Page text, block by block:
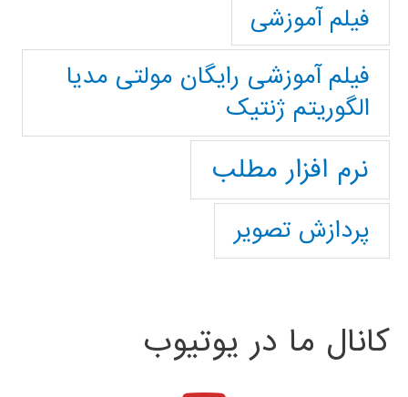
فیلم آموزشی
فیلم آموزشی رایگان مولتی مدیا
الگوریتم ژنتیک
نرم افزار مطلب
پردازش تصویر
کانال ما در یوتیوب